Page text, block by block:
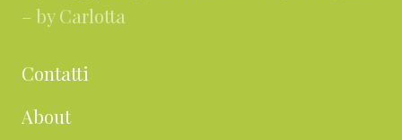
– by Carlotta
Contatti
About